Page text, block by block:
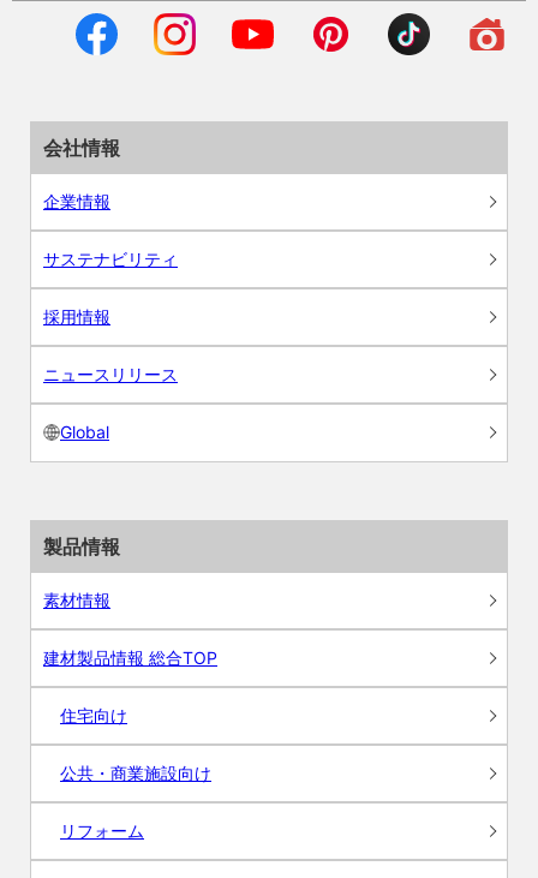
会社情報
企業情報
サステナビリティ
採用情報
ニュースリリース
Global
製品情報
素材情報
建材製品情報 総合TOP
住宅向け
公共・商業施設向け
リフォーム